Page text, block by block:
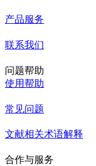
产品服务
联系我们
问题帮助
使用帮助
常见问题
文献相关术语解释
合作与服务